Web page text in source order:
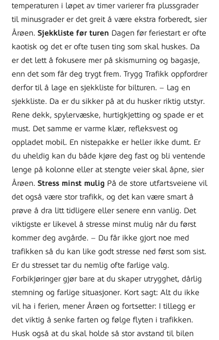
temperaturen i løpet av timer varierer fra plussgrader
til minusgrader er det greit å være ekstra forberedt, sier
Årøen. Sjekkliste før turen Dagen før feriestart er ofte
kaotisk og det er ofte tusen ting som skal huskes. Da
er det lett å fokusere mer på skismurning og bagasje,
enn det som får deg trygt frem. Trygg Trafikk oppfordrer
derfor til å lage en sjekkliste for bilturen. – Lag en
sjekkliste. Da er du sikker på at du husker riktig utstyr.
Rene dekk, spylervæske, hurtigkjetting og spade er et
must. Det samme er varme klær, refleksvest og
oppladet mobil. En nistepakke er heller ikke dumt. Er
du uheldig kan du både kjøre deg fast og bli ventende
lenge på kolonne eller at stengte veier skal åpne, sier
Årøen. Stress minst mulig På de store utfartsveiene vil
det også være stor trafikk, og det kan være smart å
prøve å dra litt tidligere eller senere enn vanlig. Det
viktigste er likevel å stresse minst mulig når du først
kommer deg avgårde. – Du får ikke gjort noe med
trafikken så du kan like godt stresse ned først som sist.
Er du stresset tar du nemlig ofte farlige valg.
Forbikjøringer gjør bare at du skaper utrygghet, dårlig
stemning og farlige situasjoner. Kort sagt: Alt du ikke
vil ha i ferien, mener Årøen og fortsetter: I tillegg er
det viktig å senke farten og følge flyten i trafikken.
Husk også at du skal holde så stor avstand til bilen